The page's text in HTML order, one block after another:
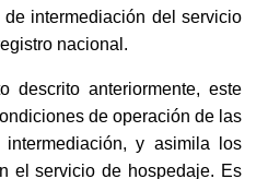
intermediación del servicio
nacional.
descrito anteriormente, este
de operación de las
intermediación, y asimila los
el servicio de hospedaje. Es